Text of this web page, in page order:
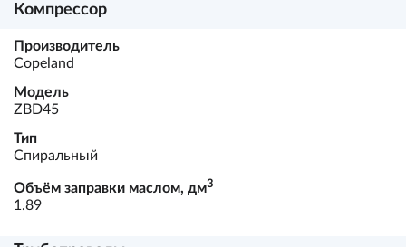
Компрессор
Производитель
Copeland
Модель
ZBD45
Тип
Спиральный
Объём заправки маслом, дм3
1.89